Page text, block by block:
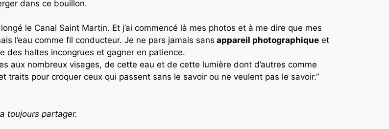
dans ce bouillon.
le Canal Saint Martin. Et j’ai commencé là mes photos et à me dire que mes
l’eau comme fil conducteur. Je ne pars jamais sans appareil photographique et
des haltes incongrues et gagner en patience.
aux nombreux visages, de cette eau et de cette lumière dont d’autres comme
pour croquer ceux qui passent sans le savoir ou ne veulent pas le savoir.”
toujours partager.